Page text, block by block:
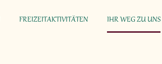
FREIZEITAKTIVITÄTEN IHR WEG ZU UNS